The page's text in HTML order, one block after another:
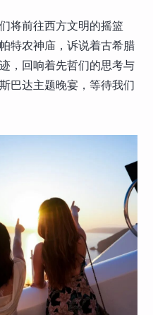
将前往西方文明的摇篮
特农神庙，诉说着古希腊
，回响着先哲们的思考与
巴达主题晚宴，等待我们